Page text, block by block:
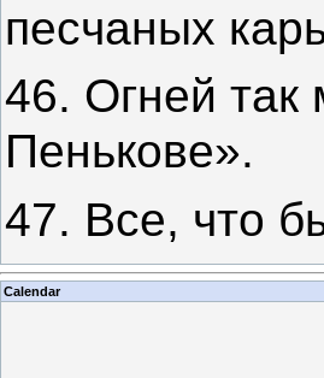
песчаных
46. Огней так
Пенькове».
47. Все, что
Calendar